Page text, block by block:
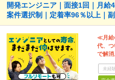
開発エンジニア｜面接1回｜月給
案件選択制｜定着率96％以上｜
≪月給
代、
で解消
未経